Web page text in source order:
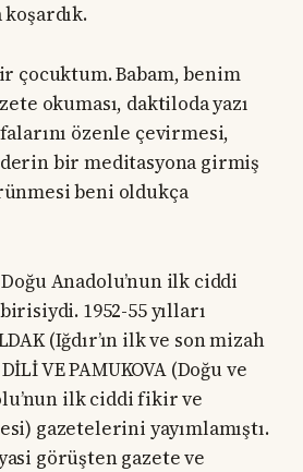
çocuktum. Babam, benim
okuması, daktiloda yazı
özenle çevirmesi,
bir meditasyona girmiş
beni oldukça
Doğu Anadolu’nun ilk ciddi
1952-55 yılları
(Iğdır’ın ilk ve son mizah
VE PAMUKOVA (Doğu ve
ilk ciddi fikir ve
gazetelerini yayımlamıştı.
görüşten gazete ve